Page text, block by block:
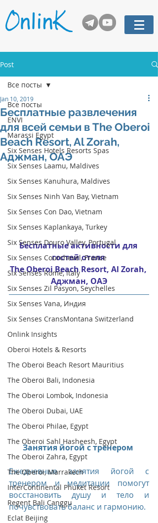
Post
Все посты
ENVI
Marassi Egypt
Six Senses Hotels Resorts Spas
Six Senses Laamu, Maldives
Six Senses Kanuhura, Maldives
Six Senses Ninh Van Bay, Vietnam
Six Senses Con Dao, Vietnam
Six Senses Kaplankaya, Turkey
Six Senses Douro Valley, Portugal
Six Senses Courchevel, France
Six Senses Rome, Italy
Six Senses Zil Pasyon, Seychelles
Six Senses Vana, Индия
Six Senses CransMontana Switzerland
Onlink Insights
Oberoi Hotels & Resorts
The Oberoi Beach Resort Mauritius
The Oberoi Bali, Indonesia
The Oberoi Lombok, Indonesia
The Oberoi Dubai, UAE
The Oberoi Philae, Egypt
The Oberoi Sahl Hasheesh, Egypt
The Oberoi Zahra, Egypt
The Oberoi, Marrakech
InterContinental Phuket Resort
Regent Bali Canggu
Eclat Beijing
Все посты
Бесплатные развлечения
для всей семьи в The Oberoi
Beach Resort, Al Zorah,
Аджман, ОАЭ
Jan 10, 2019
Бесплатные активности для
гостей отеля
The Oberoi Beach Resort, Al Zorah,
Аджман, ОАЭ
Занятия йогой с тренером
Ежедневные занятия йогой с
тренером и медитации помогут
восстановить душу и тело и
почувствовать баланс и гармонию.